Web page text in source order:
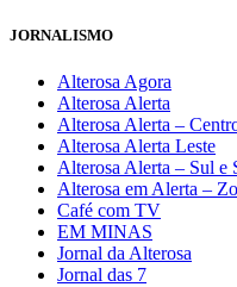
JORNALISMO
Alterosa Agora
Alterosa Alerta
Alterosa Alerta –
Alterosa Alerta Leste
Alterosa Alerta – Sul e
Alterosa em Alerta –
Café com TV
EM MINAS
Jornal da Alterosa
Jornal das 7